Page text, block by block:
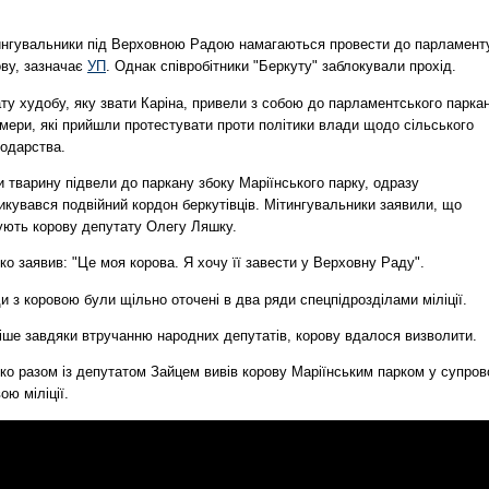
під Верховною Радою намагаються провести до
зазначає УП . Однак співробітники "Беркуту" заблокували прохід.
худобу, яку звати Каріна, привели з собою до парламентського
які прийшли протестувати проти політики влади щодо сільського
тварину підвели до паркану збоку Маріїнського парку, одразу
подвійний кордон беркутівців. Мітингувальники заявили, що
корову депутату Олегу Ляшку.
заявив: "Це моя корова. Я хочу її завести у Верховну Раду".
з коровою були щільно оточені в два ряди спецпідрозділами міліції.
завдяки втручанню народних депутатів, корову вдалося визволити.
разом із депутатом Зайцем вивів корову Маріїнським парком у
міліції.